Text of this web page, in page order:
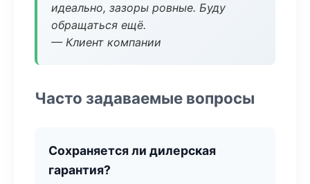
идеально, зазоры ровные. Буду
обращаться ещё.
— Клиент компании
Часто задаваемые вопросы
Сохраняется ли дилерская
гарантия?